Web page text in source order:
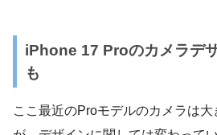
iPhone 17 Proのカメラデ
も
ここ最近のProモデルのカメラは